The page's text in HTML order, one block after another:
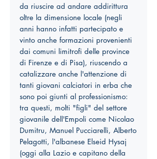
da riuscire ad andare addirittura
oltre la dimensione locale (negli
anni hanno infatti partecipato e
vinto anche formazioni provenienti
dai comuni limitrofi delle province
di Firenze e di Pisa), riuscendo a
catalizzare anche l'attenzione di
tanti giovani calciatori in erba che
sono poi giunti al professionismo:
tra questi, molti "figli" del settore
giovanile dell'Empoli come Nicolao
Dumitru, Manuel Pucciarelli, Alberto
Pelagotti, l'albanese Elseid Hysaj
(oggi alla Lazio e capitano della